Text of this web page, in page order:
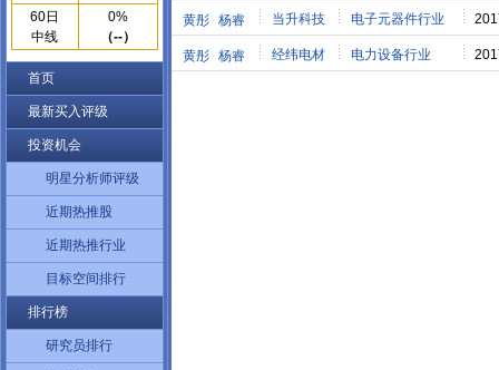
60日
中线
0%
（--）
首页
最新买入评级
投资机会
明星分析师评级
近期热推股
近期热推行业
目标空间排行
排行榜
研究员排行
黄彤 杨睿 当升科技 电子元器件行业
黄彤 杨睿 经纬电材 电力设备行业